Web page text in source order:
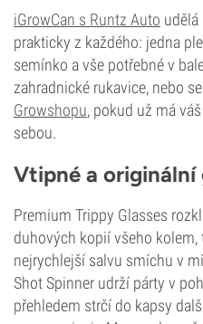
iGrowCan s Runtz Auto udělá
prakticky z každého: jedna
semínko a vše potřebné v
zahradnické rukavice, nebo
Growshopu, pokud už má
sebou.
Vtipné a originální
Premium Trippy Glasses
duhových kopií všeho kolem,
nejrychlejší salvu smíchu v
Shot Spinner udrží párty v
přehledem strčí do kapsy